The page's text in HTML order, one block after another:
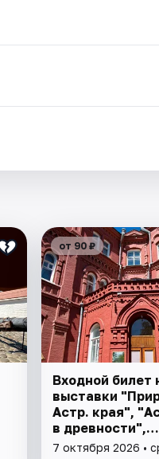
от 90 ₽
Входной билет
выставки
Астр. края",
в древности",
"Заселение
7 октября 2026 •